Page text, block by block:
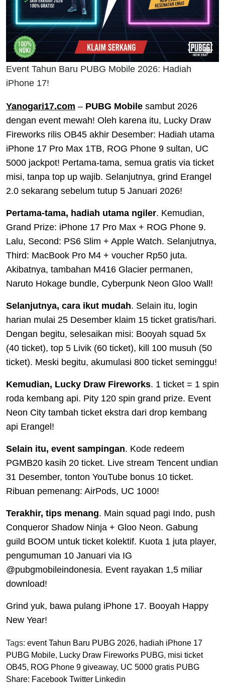
Event Tahun Baru PUBG Mobile 2026: Hadiah
iPhone 17!
Yanogari17.com – PUBG Mobile sambut 2026
dengan event mewah! Oleh karena itu, Lucky Draw
Fireworks rilis OB45 akhir Desember: Hadiah utama
iPhone 17 Pro Max 1TB, ROG Phone 9 sultan, UC
5000 jackpot! Pertama-tama, semua gratis via ticket
misi, tanpa top up wajib. Selanjutnya, grind Erangel
2.0 sekarang sebelum tutup 5 Januari 2026!
Pertama-tama, hadiah utama ngiler. Kemudian,
Grand Prize: iPhone 17 Pro Max + ROG Phone 9.
Lalu, Second: PS6 Slim + Apple Watch. Selanjutnya,
Third: MacBook Pro M4 + voucher Rp50 juta.
Akibatnya, tambahan M416 Glacier permanen,
Naruto Hokage bundle, Cyberpunk Neon Gloo Wall!
Selanjutnya, cara ikut mudah. Selain itu, login
harian mulai 25 Desember klaim 15 ticket gratis/hari.
Dengan begitu, selesaikan misi: Booyah squad 5x
(40 ticket), top 5 Livik (60 ticket), kill 100 musuh (50
ticket). Meski begitu, akumulasi 800 ticket seminggu!
Kemudian, Lucky Draw Fireworks. 1 ticket = 1 spin
roda kembang api. Pity 120 spin grand prize. Event
Neon City tambah ticket ekstra dari drop kembang
api Erangel!
Selain itu, event sampingan. Kode redeem
PGMB20 kasih 20 ticket. Live stream Tencent undian
31 Desember, tonton YouTube bonus 10 ticket.
Ribuan pemenang: AirPods, UC 1000!
Terakhir, tips menang. Main squad pagi Indo, push
Conqueror Shadow Ninja + Gloo Neon. Gabung
guild BOOM untuk ticket kolektif. Kuota 1 juta player,
pengumuman 10 Januari via IG
@pubgmobileindonesia. Event rayakan 1,5 miliar
download!
Grind yuk, bawa pulang iPhone 17. Booyah Happy
New Year!
Tags: event Tahun Baru PUBG 2026, hadiah iPhone 17
PUBG Mobile, Lucky Draw Fireworks PUBG, misi ticket
OB45, ROG Phone 9 giveaway, UC 5000 gratis PUBG
Share: Facebook Twitter Linkedin